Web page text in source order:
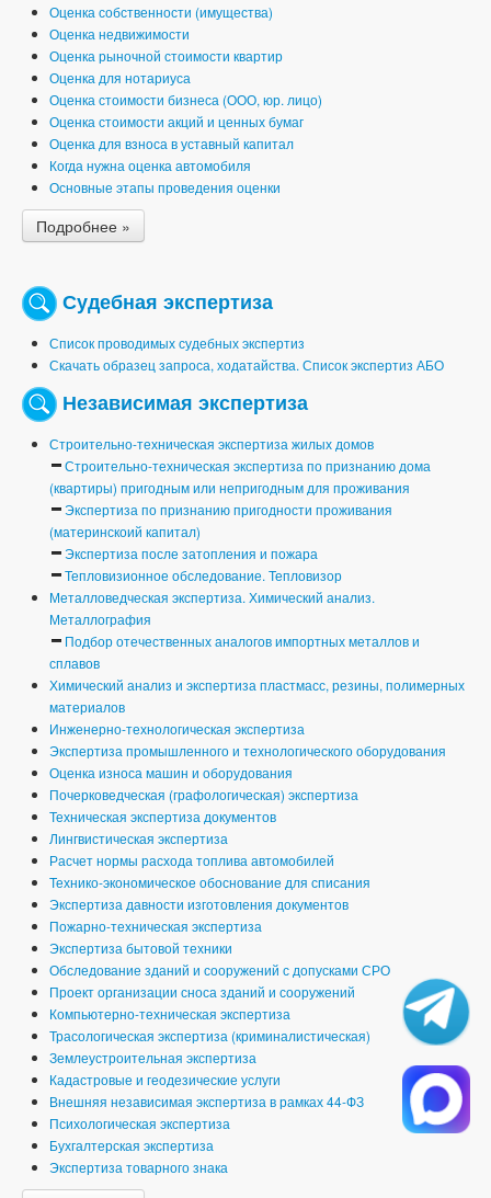
Оценка собственности (имущества)
Оценка недвижимости
Оценка рыночной стоимости квартир
Оценка для нотариуса
Оценка стоимости бизнеса (ООО, юр. лицо)
Оценка стоимости акций и ценных бумаг
Оценка для взноса в уставный капитал
Когда нужна оценка автомобиля
Основные этапы проведения оценки
Подробнее »
Судебная экспертиза
Список проводимых судебных экспертиз
Скачать образец запроса, ходатайства. Список экспертиз АБО
Независимая экспертиза
Строительно-техническая экспертиза жилых домов
Строительно-техническая экспертиза по признанию дома
(квартиры) пригодным или непригодным для проживания
Экспертиза по признанию пригодности проживания
(материнскоий капитал)
Экспертиза после затопления и пожара
Тепловизионное обследование. Тепловизор
Металловедческая экспертиза. Химический анализ.
Металлография
Подбор отечественных аналогов импортных металлов и
сплавов
Химический анализ и экспертиза пластмасс, резины, полимерных
материалов
Инженерно-технологическая экспертиза
Экспертиза промышленного и технологического оборудования
Оценка износа машин и оборудования
Почерковедческая (графологическая) экспертиза
Техническая экспертиза документов
Лингвистическая экспертиза
Расчет нормы расхода топлива автомобилей
Технико-экономическое обоснование для списания
Экспертиза давности изготовления документов
Пожарно-техническая экспертиза
Экспертиза бытовой техники
Обследование зданий и сооружений с допусками СРО
Проект организации сноса зданий и сооружений
Компьютерно-техническая экспертиза
Трасологическая экспертиза (криминалистическая)
Землеустроительная экспертиза
Кадастровые и геодезические услуги
Внешняя независимая экспертиза в рамках 44-ФЗ
Психологическая экспертиза
Бухгалтерская экспертиза
Экспертиза товарного знака